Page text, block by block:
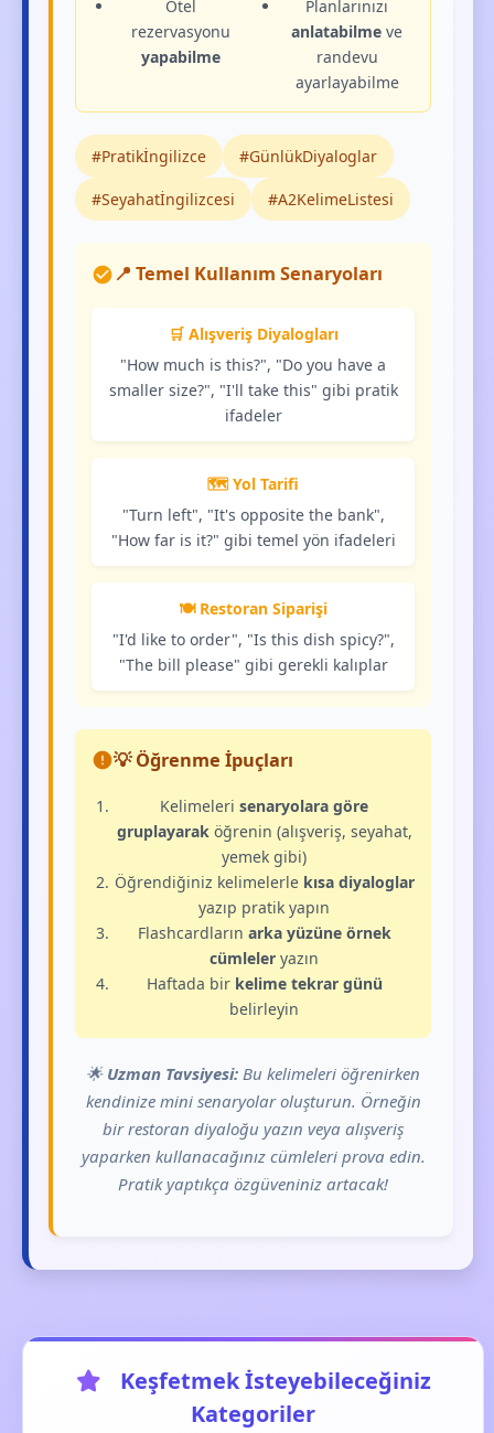
Otel
rezervasyonu
yapabilme
Planlarınızı
anlatabilme ve
randevu
ayarlayabilme
#Pratikİngilizce #GünlükDiyaloglar
#Seyahatİngilizcesi #A2KelimeListesi
📍 Temel Kullanım Senaryoları
🛒 Alışveriş Diyalogları
"How much is this?", "Do you have a
smaller size?", "I'll take this" gibi pratik
ifadeler
🗺️ Yol Tarifi
"Turn left", "It's opposite the bank",
"How far is it?" gibi temel yön ifadeleri
🍽️ Restoran Siparişi
"I'd like to order", "Is this dish spicy?",
"The bill please" gibi gerekli kalıplar
💡 Öğrenme İpuçları
Kelimelerisenaryolara göre
gruplayaraköğrenin (alışveriş, seyahat,
yemek gibi)
Öğrendiğiniz kelimelerle kısa diyaloglar
yazıp pratik yapın
Flashcardların arka yüzüne örnek
cümleler yazın
Haftada bir kelime tekrar günü
belirleyin
🌟 Uzman Tavsiyesi: Bu kelimeleri öğrenirken
kendinize mini senaryolar oluşturun. Örneğin
bir restoran diyaloğu yazın veya alışveriş
yaparken kullanacağınız cümleleri prova edin.
Pratik yaptıkça özgüveniniz artacak!
Keşfetmek İsteyebileceğiniz
Kategoriler